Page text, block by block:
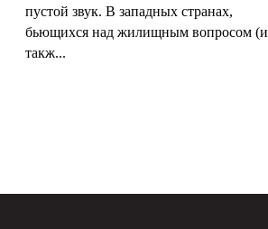
пустой звук. В западных странах,
бьющихся над жилищным вопросом (и
такж...